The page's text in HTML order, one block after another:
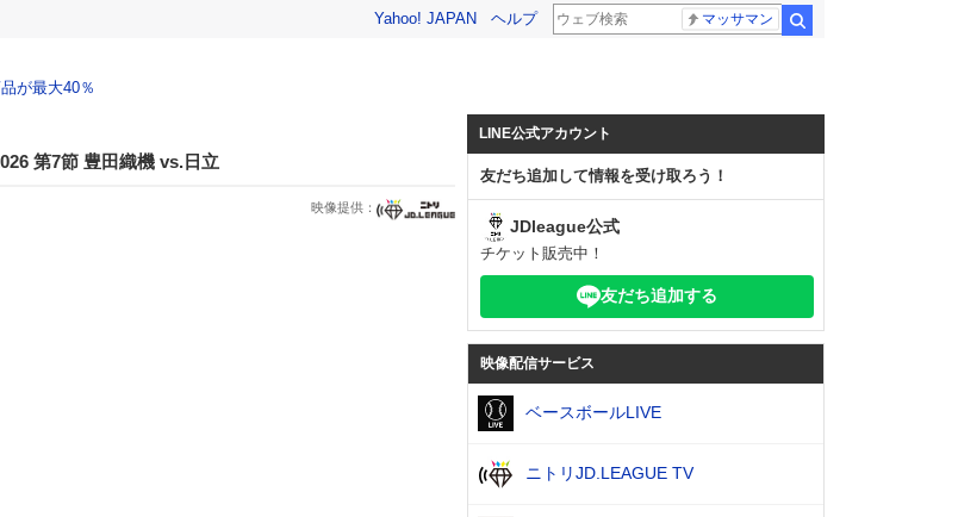
Yahoo! JAPAN ヘルプ マッサマン
が最大40％
第7節 豊田織機 vs.日立
映像提供
LINE公式アカウント
友だち追加して情報を受け取ろう！
JDleague公式
友だち追加する
チケット販売中！
映像配信サービス
ベースボールLIVE
ニトリJD.LEAGUE TV